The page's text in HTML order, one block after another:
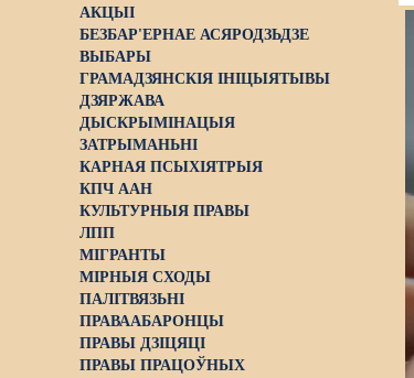
АКЦЫІ
БЕЗБАР'ЕРНАЕ АСЯРОДЗЬДЗЕ
ВЫБАРЫ
ГРАМАДЗЯНСКІЯ ІНІЦЫЯТЫВЫ
ДЗЯРЖАВА
ДЫСКРЫМІНАЦЫЯ
ЗАТРЫМАНЬНІ
КАРНАЯ ПСЫХІЯТРЫЯ
КПЧ ААН
КУЛЬТУРНЫЯ ПРАВЫ
ЛПП
МІГРАНТЫ
МІРНЫЯ СХОДЫ
ПАЛІТВЯЗЬНІ
ПРАВААБАРОНЦЫ
ПРАВЫ ДЗІЦЯЦІ
ПРАВЫ ПРАЦОЎНЫХ